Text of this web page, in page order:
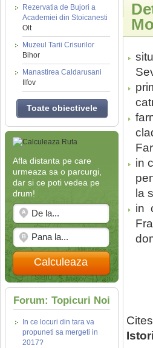
Rezervatia de Bujori a
Academiei din Stoicanesti
Olt
Muzeul Tarii Crisurilor
Bihor
Manastirea Caldarusani
Ilfov
Toate obiectivele
Afla distanta pe care
urmeaza sa o parcurgi,
dar si ce poti vedea pe
drum!
Calculeaza
Forum: Topicuri Noi
In ce locuri din tara va
propuneti sa mergeti in
2017?
in
la
in